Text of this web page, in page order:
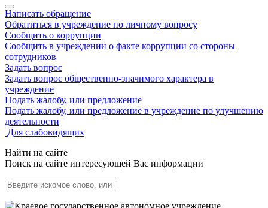
Написать обращение
Обратиться в учреждение по личному вопросу
Сообщить о коррупции
Сообщить в учреждении о факте коррупции со стороны
сотрудников
Задать вопрос
Задать вопрос общественно-значимого характера в
учреждение
Подать жалобу, или предложение
Подать жалобу, или предложение в учреждение по улучшению
деятельности
Для слабовидящих
Найти на сайте
Поиск на сайте интересующей Вас информации